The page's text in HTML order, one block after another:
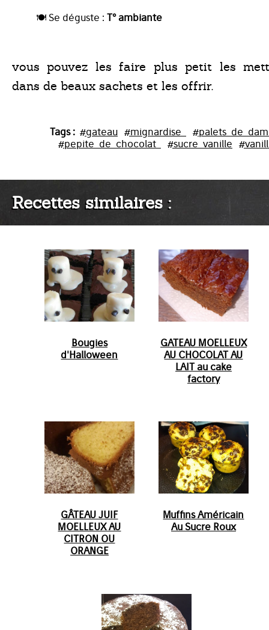
🍽️ Se déguste : T° ambiante
vous pouvez les faire plus petit les
dans de beaux sachets et les offrir.
Tags : #gateau #mignardise_
#pepite_de_chocolat_
#sucre_vanille
Recettes similaires :
Bougies
d'Halloween
GATEAU MOELLEUX
AU CHOCOLAT AU
LAIT au cake
factory
GÂTEAU JUIF
MOELLEUX AU
CITRON OU
ORANGE
Muffins Américain
Au Sucre Roux